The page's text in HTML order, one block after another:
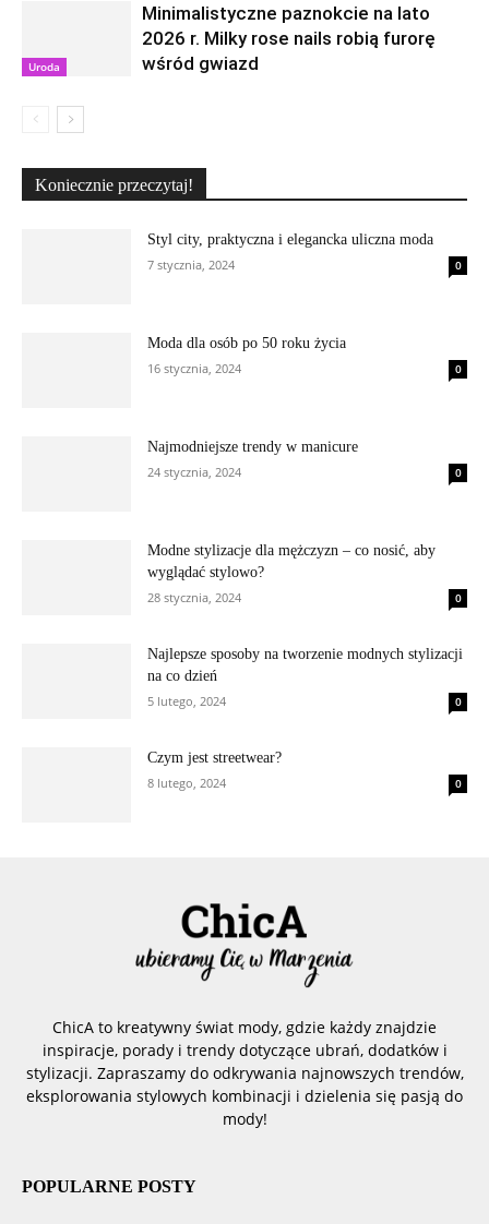
Uroda
Minimalistyczne paznokcie na lato
2026 r. Milky rose nails robią furorę
wśród gwiazd
Koniecznie przeczytaj!
Styl city, praktyczna i elegancka uliczna moda
7 stycznia, 2024
0
Moda dla osób po 50 roku życia
16 stycznia, 2024
0
Najmodniejsze trendy w manicure
24 stycznia, 2024
0
Modne stylizacje dla mężczyzn – co nosić, aby
wyglądać stylowo?
28 stycznia, 2024
0
Najlepsze sposoby na tworzenie modnych stylizacji
na co dzień
5 lutego, 2024
0
Czym jest streetwear?
8 lutego, 2024
0
ChicA to kreatywny świat mody, gdzie każdy znajdzie
inspiracje, porady i trendy dotyczące ubrań, dodatków i
stylizacji. Zapraszamy do odkrywania najnowszych trendów,
eksplorowania stylowych kombinacji i dzielenia się pasją do
mody!
POPULARNE POSTY